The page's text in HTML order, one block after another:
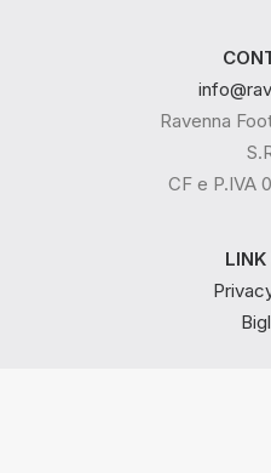
Ravenna
CF e P.IVA